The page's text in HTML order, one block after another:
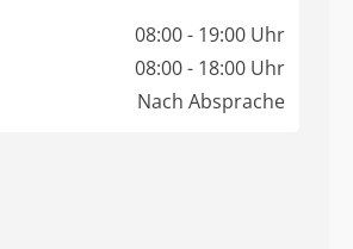
08:00 - 19:00 Uhr
08:00 - 18:00 Uhr
Nach Absprache